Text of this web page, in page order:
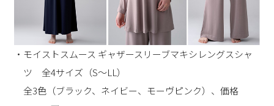
・モイストスムース ギャザースリーブマキシレングスシャ
ツ 全4サイズ（S～LL）
全3色（ブラック、ネイビー、モーヴピンク）、価格